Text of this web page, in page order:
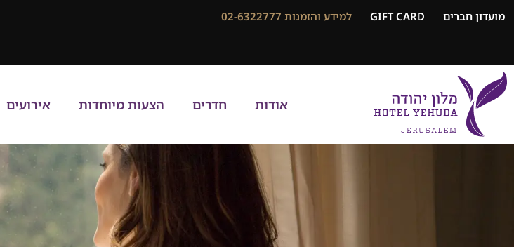
מועדון חברים GIFT CARD למידע והזמנות 02-6322777
אודות חדרים הצעות מיוחדות אירועים